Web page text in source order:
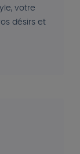
votre
désirs et